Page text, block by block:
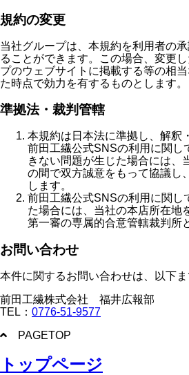
規約の変更
当社グループは、本規約を利用者の
ることができます。この場合、変更
プのウェブサイトに掲載する等の相
た時点で効力を有するものとします。
準拠法・裁判管轄
本規約は日本法に準拠し、解釈
前田工繊公式SNSの利用に関し
きない問題が生じた場合には、
の間で双方誠意をもって協議し
します。
前田工繊公式SNSの利用に関し
た場合には、当社の本店所在地
第一審の専属的合意管轄裁判所
お問い合わせ
本件に関するお問い合わせは、以下ま
前田工繊株式会社 福井広報部
TEL： 0776-51-9577
PAGETOP
トップページ